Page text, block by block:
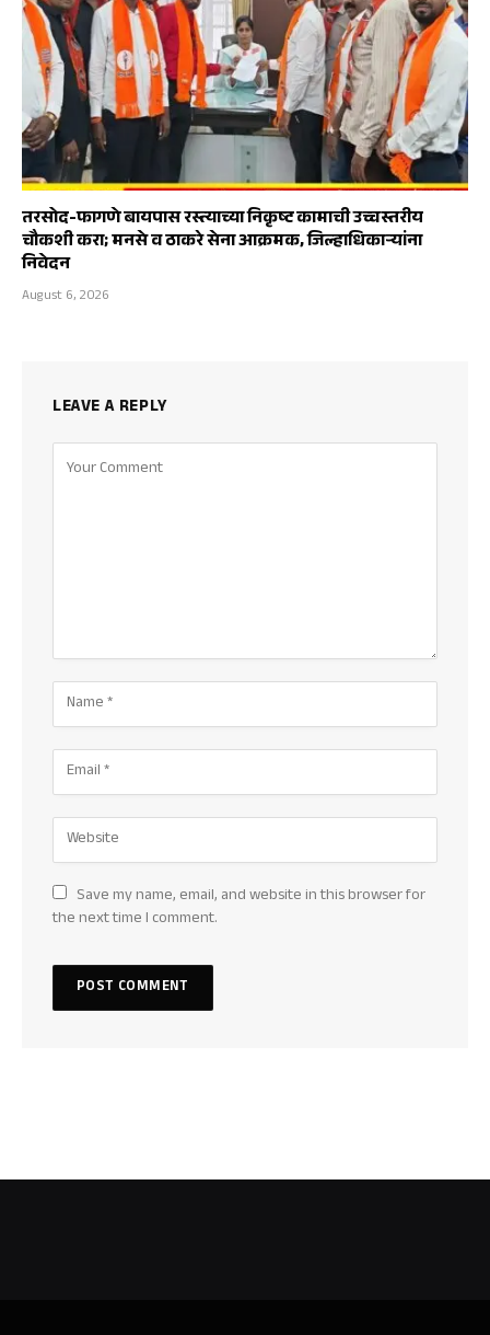
तरसोद-फागणे बायपास रस्त्याच्या निकृष्ट कामाची उच्चस्तरीय
चौकशी करा; मनसे व ठाकरे सेना आक्रमक, जिल्हाधिकाऱ्यांना
निवेदन
August 6, 2026
LEAVE A REPLY
Save my name, email, and website in this browser for
the next time I comment.